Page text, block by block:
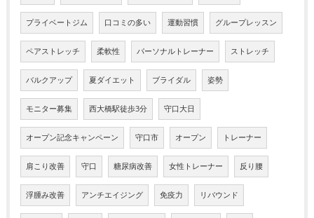
プライベートジム 口コミの多い 運動習慣 グループレッスン
ペアストレッチ 柔軟性 パーソナルトレーナー ストレッチ
バルクアップ 夏ダイエット ブライダル 姿勢
モニター募集 西大橋駅徒歩3分 守口大日
オープン記念キャンペーン 守口市 オープン トレーナー
肩こり改善 守口 糖尿病改善 女性トレーナー 反り腰
浮腫み改善 アンチエイジング 免疫力 リバウンド